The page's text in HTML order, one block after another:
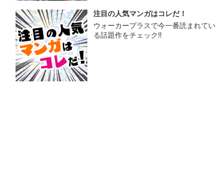
注目の人気マンガはコレだ！
ウォーカープラスで今一番読まれてい
る話題作をチェック!!